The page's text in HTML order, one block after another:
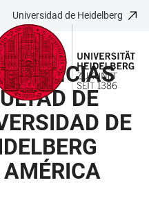
Universidad de Heidelberg
DE
DE